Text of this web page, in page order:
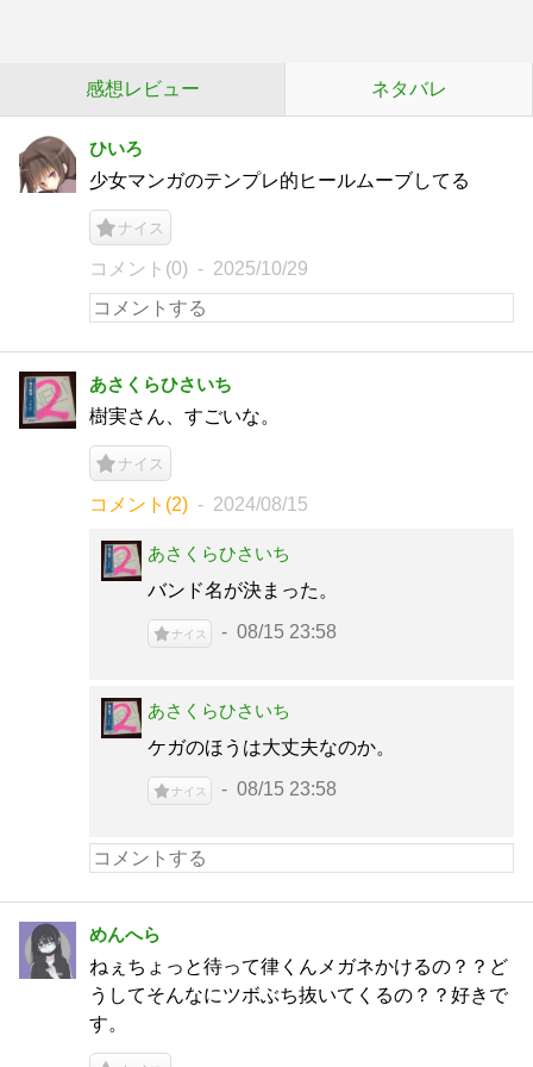
感想レビュー ネタバレ
ひいろ
少女マンガのテンプレ的ヒールムーブしてる
ナイス
コメント(0) 2025/10/29
あさくらひさいち
樹実さん、すごいな。
ナイス
コメント(2) 2024/08/15
あさくらひさいち
バンド名が決まった。
ナイス 08/15 23:58
あさくらひさいち
ケガのほうは大丈夫なのか。
ナイス 08/15 23:58
めんへら
ねぇちょっと待って律くんメガネかけるの？？ど
うしてそんなにツボぶち抜いてくるの？？好きで
す。